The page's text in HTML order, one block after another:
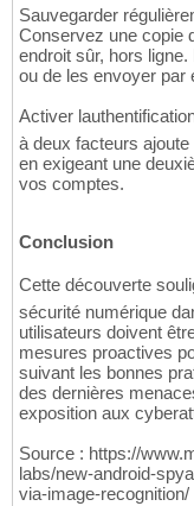
Sauvegarder
Conservez une copie
endroit sûr, hors
ou de les envoyer par
Activer
à deux facteurs
en exigeant une
vos comptes.
Conclusion
Cette découverte
sécurité numérique
utilisateurs doivent
mesures proactives
suivant les bonnes
des dernières
exposition aux
Source : https://
labs/new-android-
via-image-recognition/